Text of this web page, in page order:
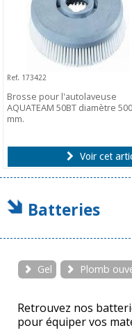
Ref. 173422
Brosse pour l'autolaveuse
AQUATEAM 50BT diamètre 500
mm.
Voir cet
Batteries
Gel Plomb
Retrouvez nos
pour équiper vos